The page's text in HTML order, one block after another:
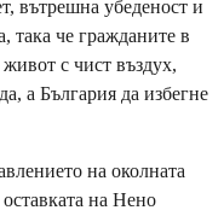
вътрешна убеденост и
така че гражданите в
с чист въздух,
а България да избегне
на околната
на Нено